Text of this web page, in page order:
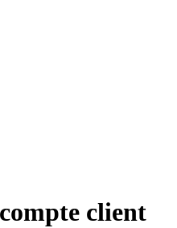
client